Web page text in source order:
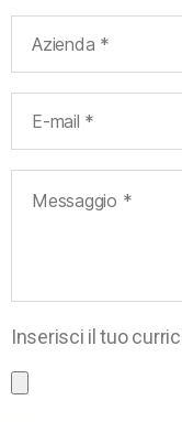
Inserisci il tuo